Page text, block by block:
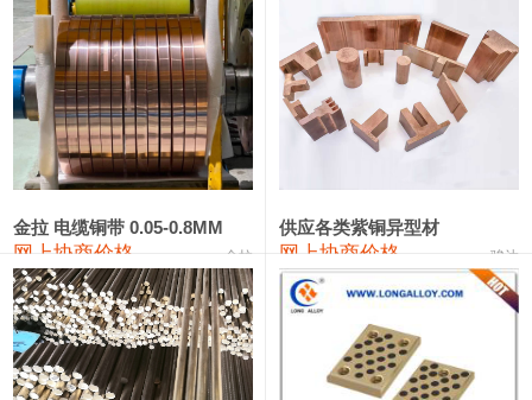
漆包线 111,610—115,610 113,610
磷铜合金 110,400—117,200 113,800 1,050
无氧铜丝(硬) 109,350—109,650 109,500
R410A专用紫铜管 113,340—113,340
铸造铝合金锭(A380） 26,200—26,400 26,300 100
铝合金ADC12 24,100—24,300 100
铸造铝合金锭(ZL102) 24,100—24,300 24,200
金拉 电缆铜带 0.05-0.8MM
网上协商价格 金拉
供应各类紫铜异型材
网上协商价格 骏达